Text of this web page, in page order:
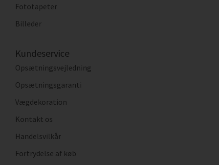
Fototapeter
Billeder
Kundeservice
Opsætningsvejledning
Opsætningsgaranti
Vægdekoration
Kontakt os
Handelsvilkår
Fortrydelse af køb